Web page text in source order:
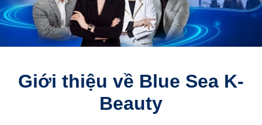
Giới thiệu về Blue Sea K-
Beauty